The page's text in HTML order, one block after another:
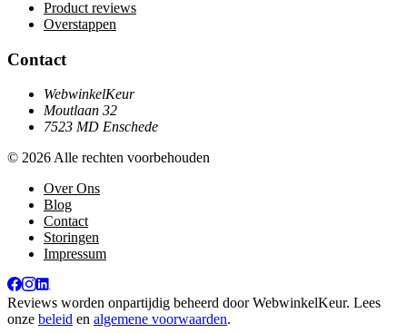
Product reviews
Overstappen
Contact
WebwinkelKeur
Moutlaan 32
7523 MD Enschede
© 2026 Alle rechten voorbehouden
Over Ons
Blog
Contact
Storingen
Impressum
Reviews worden onpartijdig beheerd doorWebwinkelKeur. Lees
onze beleid en algemene voorwaarden.